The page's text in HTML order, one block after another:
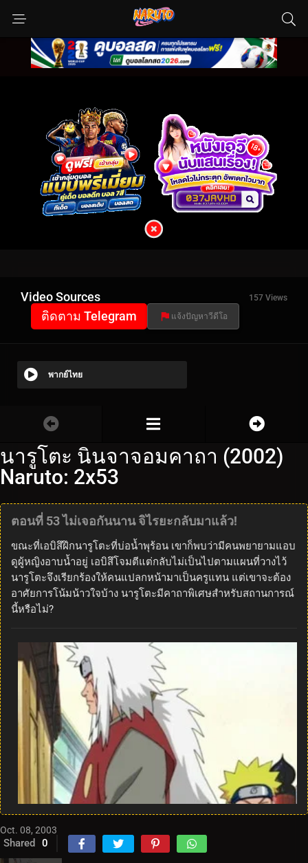
Video Sources 157 Views
ติดตาม Telegram แจ้งปัญหาวีดีโอ
พากย์ไทย
นารูโตะ นินจาจอมคาถา (2002)
Naruto: 2x53
ตอนที่ 53 ไม่เจอกันนาน จิไรยะกลับมาแล้ว!
ขณะที่เอบิสึฝึกนารูโตะที่บ่อน้ำพุร้อน เขาก็พบว่ามีคนพยายามแอบ
ดูผู้หญิงอาบน้ำอยู่ เอบิสึโจมตีแต่กลับไม่เป็นไปตามแผนที่วางไว้
นารูโตะจึงเรียกร้องให้คนแปลกหน้ามาเป็นครูแทน แต่เขาจะต้อง
อาศัยการโน้มน้าวใจบ้าง นารูโตะมีคาถาพิเศษสำหรับสถานการณ์
นี้หรือไม่?
Oct. 08, 2003
Shared 0